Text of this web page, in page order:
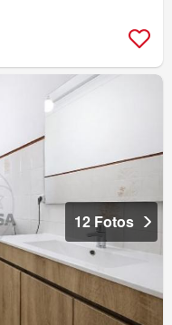
12 Fotos